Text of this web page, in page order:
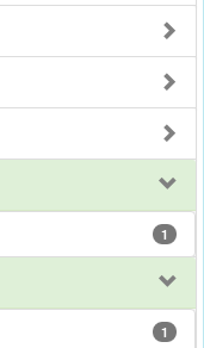
1
1